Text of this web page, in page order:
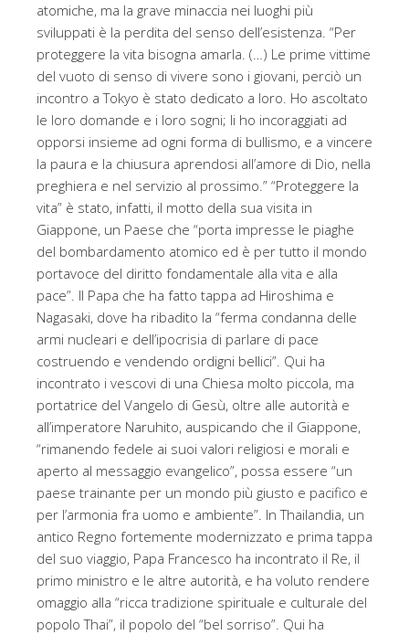
atomiche, ma la grave minaccia nei luoghi più
sviluppati è la perdita del senso dell’esistenza. “Per
proteggere la vita bisogna amarla. (…) Le prime vittime
del vuoto di senso di vivere sono i giovani, perciò un
incontro a Tokyo è stato dedicato a loro. Ho ascoltato
le loro domande e i loro sogni; li ho incoraggiati ad
opporsi insieme ad ogni forma di bullismo, e a vincere
la paura e la chiusura aprendosi all’amore di Dio, nella
preghiera e nel servizio al prossimo.” “Proteggere la
vita” è stato, infatti, il motto della sua visita in
Giappone, un Paese che “porta impresse le piaghe
del bombardamento atomico ed è per tutto il mondo
portavoce del diritto fondamentale alla vita e alla
pace”. Il Papa che ha fatto tappa ad Hiroshima e
Nagasaki, dove ha ribadito la “ferma condanna delle
armi nucleari e dell’ipocrisia di parlare di pace
costruendo e vendendo ordigni bellici”. Qui ha
incontrato i vescovi di una Chiesa molto piccola, ma
portatrice del Vangelo di Gesù, oltre alle autorità e
all’imperatore Naruhito, auspicando che il Giappone,
“rimanendo fedele ai suoi valori religiosi e morali e
aperto al messaggio evangelico”, possa essere “un
paese trainante per un mondo più giusto e pacifico e
per l’armonia fra uomo e ambiente”. In Thailandia, un
antico Regno fortemente modernizzato e prima tappa
del suo viaggio, Papa Francesco ha incontrato il Re, il
primo ministro e le altre autorità, e ha voluto rendere
omaggio alla “ricca tradizione spirituale e culturale del
popolo Thai”, il popolo del “bel sorriso”. Qui ha